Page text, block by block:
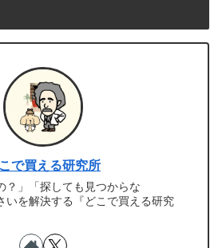
で買える研究所
？」「探しても見つからな
を解決する『どこで買える研究